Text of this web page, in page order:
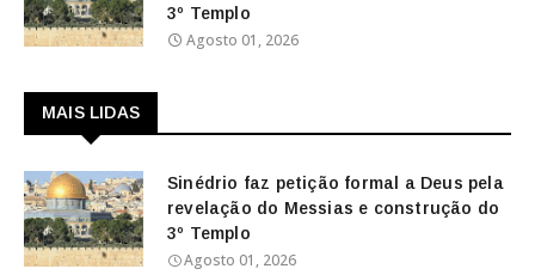
3º Templo
Agosto 01, 2026
MAIS LIDAS
Sinédrio faz petição formal a Deus pela
revelação do Messias e construção do
3º Templo
Agosto 01, 2026